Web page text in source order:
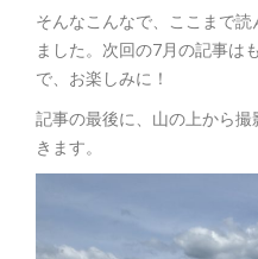
そんなこんなで、ここまで
ました。次回の7月の記事は
で、お楽しみに！
記事の最後に、山の上から
きます。